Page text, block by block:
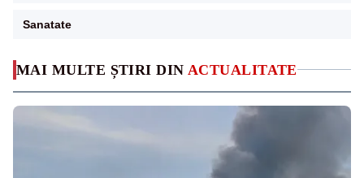
MAI MULTE ȘTIRI DIN ACTUALITATE
Sanatate